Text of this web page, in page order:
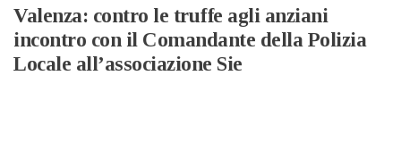
Valenza: contro le truffe agli anziani
incontro con il Comandante della Polizia
Locale all’associazione Sie